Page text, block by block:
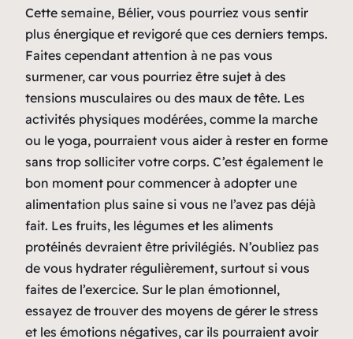
Cette semaine, Bélier, vous pourriez vous sentir
plus énergique et revigoré que ces derniers temps.
Faites cependant attention à ne pas vous
surmener, car vous pourriez être sujet à des
tensions musculaires ou des maux de tête. Les
activités physiques modérées, comme la marche
ou le yoga, pourraient vous aider à rester en forme
sans trop solliciter votre corps. C’est également le
bon moment pour commencer à adopter une
alimentation plus saine si vous ne l’avez pas déjà
fait. Les fruits, les légumes et les aliments
protéinés devraient être privilégiés. N’oubliez pas
de vous hydrater régulièrement, surtout si vous
faites de l’exercice. Sur le plan émotionnel,
essayez de trouver des moyens de gérer le stress
et les émotions négatives, car ils pourraient avoir